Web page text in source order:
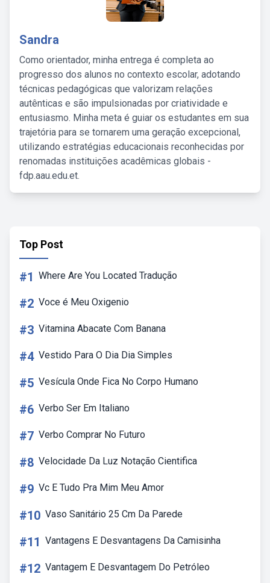
Sandra
Como orientador, minha entrega é completa ao
progresso dos alunos no contexto escolar, adotando
técnicas pedagógicas que valorizam relações
autênticas e são impulsionadas por criatividade e
entusiasmo. Minha meta é guiar os estudantes em sua
trajetória para se tornarem uma geração excepcional,
utilizando estratégias educacionais reconhecidas por
renomadas instituições acadêmicas globais -
fdp.aau.edu.et.
Top Post
#1 Where Are You Located Tradução
#2 Voce é Meu Oxigenio
#3 Vitamina Abacate Com Banana
#4 Vestido Para O Dia Dia Simples
#5 Vesícula Onde Fica No Corpo Humano
#6 Verbo Ser Em Italiano
#7 Verbo Comprar No Futuro
#8 Velocidade Da Luz Notação Cientifica
#9 Vc E Tudo Pra Mim Meu Amor
#10 Vaso Sanitário 25 Cm Da Parede
#11 Vantagens E Desvantagens Da Camisinha
#12 Vantagem E Desvantagem Do Petróleo